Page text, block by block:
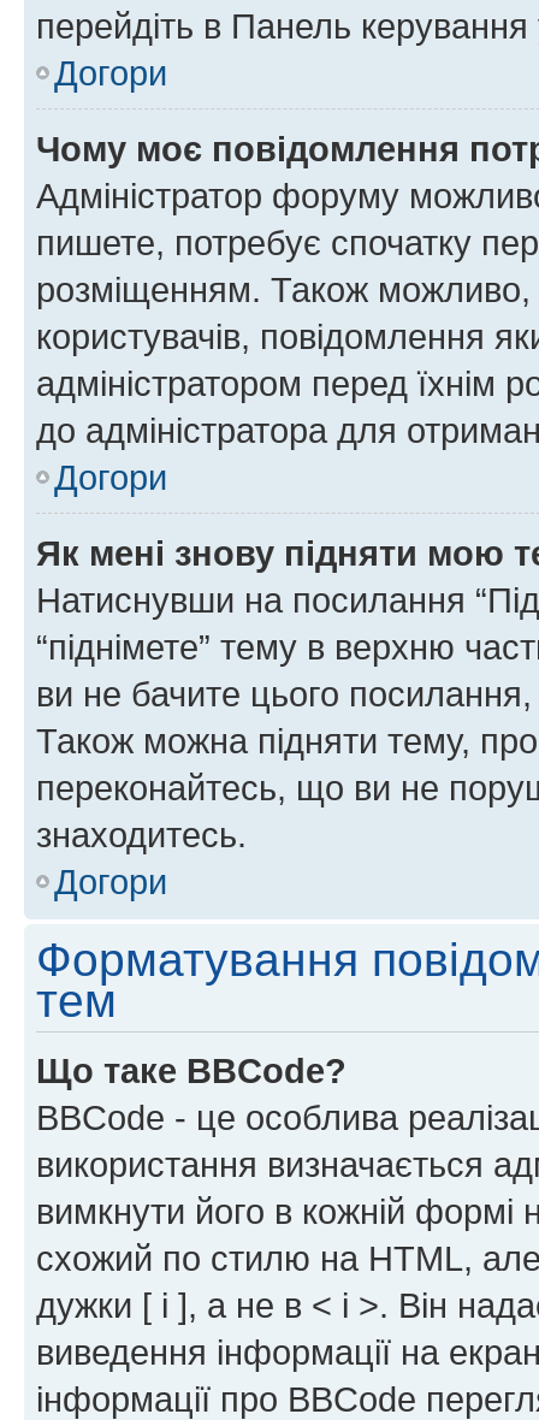
перейдіть в Панель керування
Догори
Чому моє повідомлення
Адміністратор форуму
пишете, потребує спочатку
розміщенням. Також можливо,
користувачів, повідомлення
адміністратором перед їхнім
до адміністратора для
Догори
Як мені знову підняти мою
Натиснувши на посилання
“піднімете” тему в верхню
ви не бачите цього
Також можна підняти тему,
переконайтесь, що ви не
знаходитесь.
Догори
Форматування
тем
Що таке BBCode?
BBCode - це особлива
використання визначається
вимкнути його в кожній
схожий по стилю на HTML, але
дужки [ і ], а не в < і >. Він
виведення інформації на
інформації про BBCode